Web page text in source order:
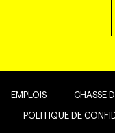
EMPLOIS CHASSE
POLITIQUE DE